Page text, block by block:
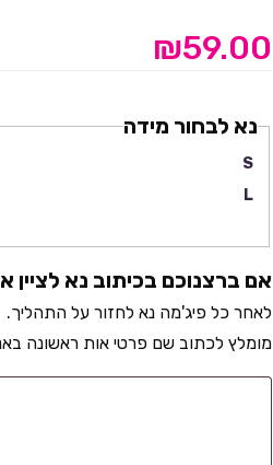
₪59.00
נא לבחור מידה
S
L
אם ברצנוכם בכיתוב נא לציין
לאחר כל פיג'מה נא לחזור על התהליך.
מומלץ לכתוב שם פרטי אות ראשונה